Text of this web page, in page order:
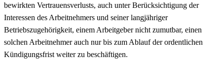
bewirkten Vertrauensverlusts, auch unter Berücksichtigung der
Interessen des Arbeitnehmers und seiner langjähriger
Betriebszugehörigkeit, einem Arbeitgeber nicht zumutbar, einen
solchen Arbeitnehmer auch nur bis zum Ablauf der ordentlichen
Kündigungsfrist weiter zu beschäftigen.